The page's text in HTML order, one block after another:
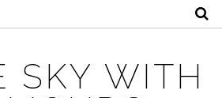
SKY WITH